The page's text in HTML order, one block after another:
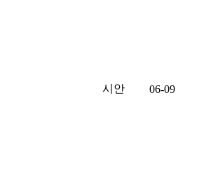
시안 06-09